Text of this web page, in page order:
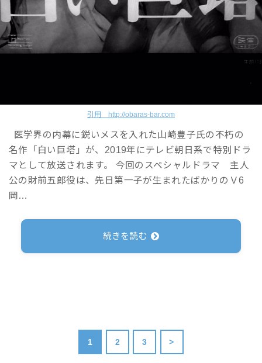
引用 http://obaras-bar.com
医学界の内幕に鋭いメスを入れた山崎豊子氏の不朽の
名作「白い巨塔」が、2019年にテレビ朝日系で特別ドラ
マとして放送されます。 今回のスペシャルドラマ 主人
公の財前五郎役は、先日第一子が生まれたばかりのＶ6
岡…
続きを読む
1 2 3 >